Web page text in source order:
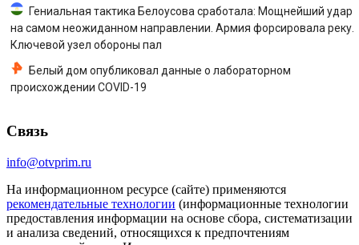
Гениальная тактика Белоусова сработала: Мощнейший удар
на самом неожиданном направлении. Армия форсировала реку.
Ключевой узел обороны пал
Белый дом опубликовал данные о лабораторном
происхождении COVID-19
Связь
info@otvprim.ru
На информационном ресурсе (сайте) применяются
рекомендательные технологии (информационные технологии
предоставления информации на основе сбора, систематизации
и анализа сведений, относящихся к предпочтениям